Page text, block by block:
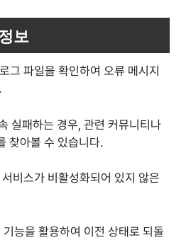
보
파일을 확인하여 오류 메시지
실패하는 경우, 관련 커뮤니티나
찾아볼 수 있습니다.
비스가 비활성화되어 있지 않은
능을 활용하여 이전 상태로 되돌